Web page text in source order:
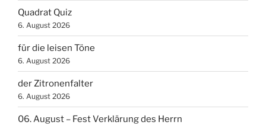
Quadrat Quiz
6. August 2026
für die leisen Töne
6. August 2026
der Zitronenfalter
6. August 2026
06. August – Fest Verklärung des Herrn